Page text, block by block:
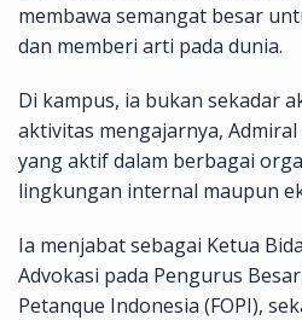
membawa semangat besar
dan memberi arti pada dunia.
Di kampus, ia bukan sekadar
aktivitas mengajarnya,
yang aktif dalam berbagai
lingkungan internal maupun
Ia menjabat sebagai Ketua
Advokasi pada Pengurus
Petanque Indonesia (FOPI),